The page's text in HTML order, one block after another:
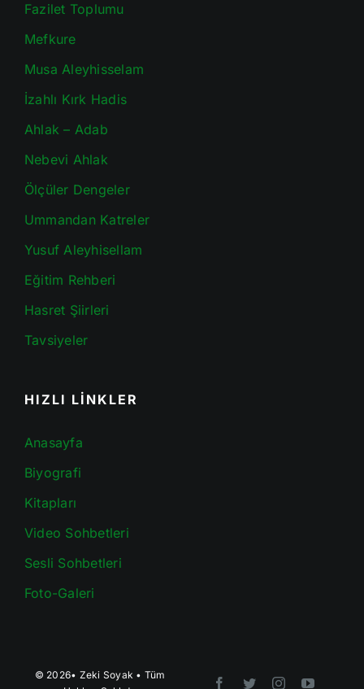
Fazilet Toplumu
Mefkure
Musa Aleyhisselam
İzahlı Kırk Hadis
Ahlak – Adab
Nebevi Ahlak
Ölçüler Dengeler
Ummandan Katreler
Yusuf Aleyhisellam
Eğitim Rehberi
Hasret Şiirleri
Tavsiyeler
HIZLI LİNKLER
Anasayfa
Biyografi
Kitapları
Video Sohbetleri
Sesli Sohbetleri
Foto-Galeri
© 2026• Zeki Soyak • Tüm